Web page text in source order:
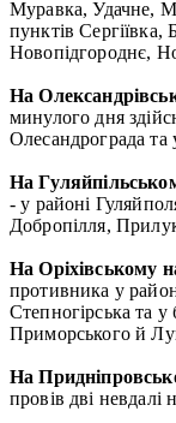
Муравка, Удачне,
пунктів Сергіївка,
Новопідгороднє,
На
минулого дня
Олесандрограда та
На
- у районі
Добропілля,
На Оріхівському
противника у
Степногірська та у
Приморського й
На
провів дві невдалі